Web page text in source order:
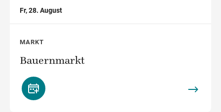
Fr, 28. August
MARKT
Bauernmarkt